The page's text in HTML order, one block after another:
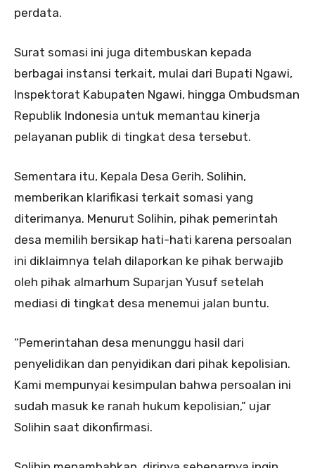
perdata.
Surat somasi ini juga ditembuskan kepada
berbagai instansi terkait, mulai dari Bupati Ngawi,
Inspektorat Kabupaten Ngawi, hingga Ombudsman
Republik Indonesia untuk memantau kinerja
pelayanan publik di tingkat desa tersebut.
Sementara itu, Kepala Desa Gerih, Solihin,
memberikan klarifikasi terkait somasi yang
diterimanya. Menurut Solihin, pihak pemerintah
desa memilih bersikap hati-hati karena persoalan
ini diklaimnya telah dilaporkan ke pihak berwajib
oleh pihak almarhum Suparjan Yusuf setelah
mediasi di tingkat desa menemui jalan buntu.
“Pemerintahan desa menunggu hasil dari
penyelidikan dan penyidikan dari pihak kepolisian.
Kami mempunyai kesimpulan bahwa persoalan ini
sudah masuk ke ranah hukum kepolisian,” ujar
Solihin saat dikonfirmasi.